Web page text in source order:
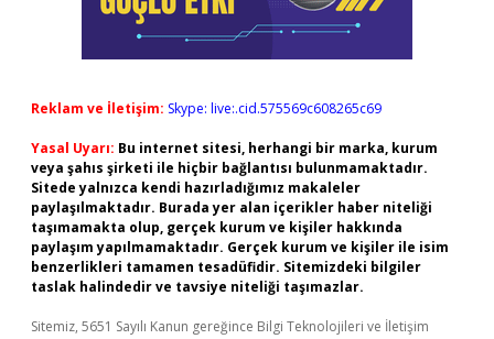
Reklam ve İletişim: Skype: live:.cid.575569c608265c69
Yasal Uyarı: Bu internet sitesi, herhangi bir marka, kurum
veya şahıs şirketi ile hiçbir bağlantısı bulunmamaktadır.
Sitede yalnızca kendi hazırladığımız makaleler
paylaşılmaktadır. Burada yer alan içerikler haber niteliği
taşımamakta olup, gerçek kurum ve kişiler hakkında
paylaşım yapılmamaktadır. Gerçek kurum ve kişiler ile isim
benzerlikleri tamamen tesadüfidir. Sitemizdeki bilgiler
taslak halindedir ve tavsiye niteliği taşımazlar.
Sitemiz, 5651 Sayılı Kanun gereğince Bilgi Teknolojileri ve İletişim